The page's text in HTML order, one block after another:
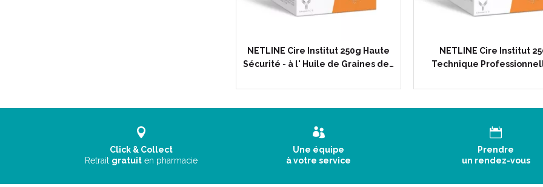
NETLINE Cire Institut 250g Haute
Sécurité - à l' Huile de Graines de…
NETLINE Cire Institut
Technique
Click & Collect
Retrait gratuit en pharmacie
Une équipe
à votre service
Prendre
un rendez-vous